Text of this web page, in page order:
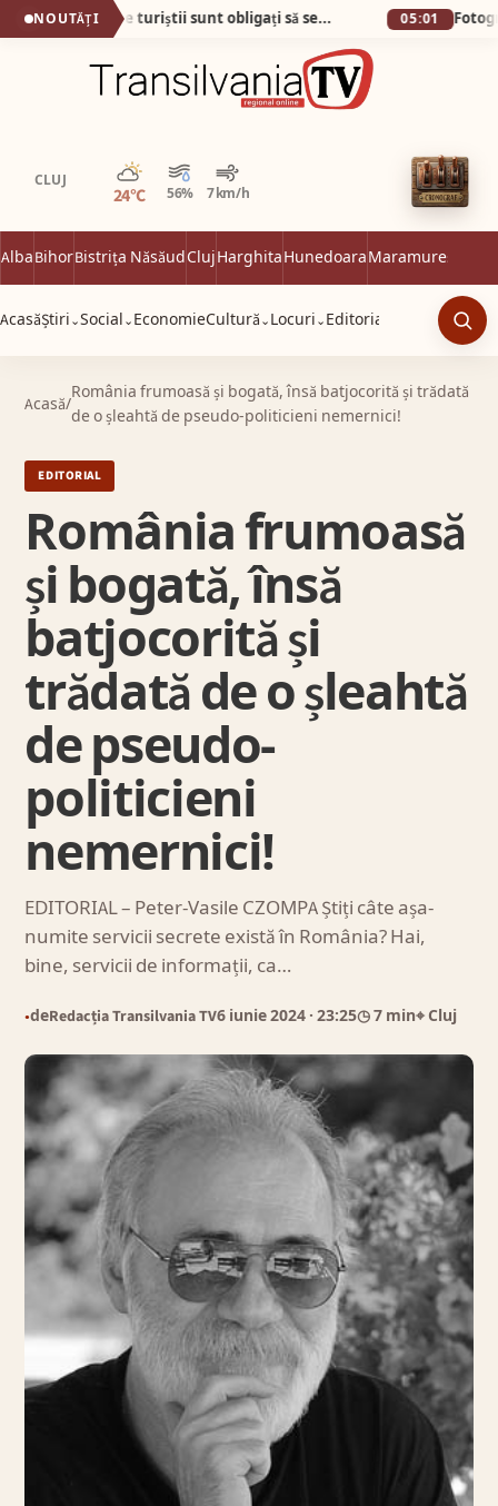
NOUTĂȚI Plaja din Tunisia unde turiștii sunt obligați să se descalțe! Nisipul e atât de fin încât pare cernut prin sită! 05:01
CLUJ
24°C 56% 7 km/h
Parțial noros
AlbaBihorBistrița NăsăudClujHarghitaHunedoaraMaramureș
AcasăȘtiri ⌄Social ⌄ EconomieCultură ⌄ Locuri ⌄ Editorial
Acasă/
România frumoasă și bogată, însă batjocorită și trădată
de o șleahtă de pseudo-politicieni nemernici!
EDITORIAL
România frumoasă
și bogată, însă
batjocorită și
trădată de o șleahtă
de pseudo-
politicieni
nemernici!
EDITORIAL – Peter-Vasile CZOMPA Știți câte așa-
numite servicii secrete există în România? Hai,
bine, servicii de informații, ca…
●deRedacția Transilvania TV6 iunie 2024 · 23:25◷ 7 min⌖ Cluj